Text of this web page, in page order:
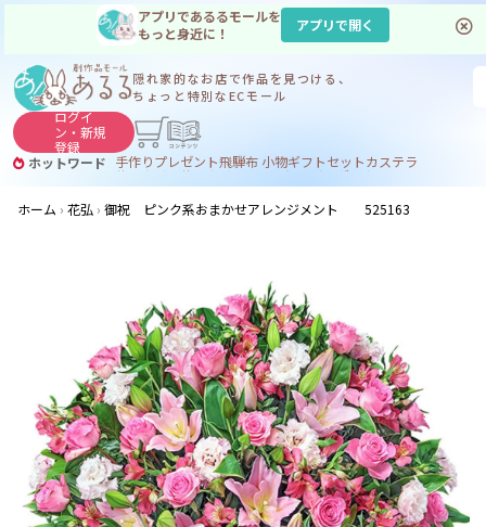
アプリであるるモールを
もっと身近に！
アプリで開く
隠れ家的なお店で作品を見つける、
ちょっと特別なECモール
ログイ
ン・新規
登録
ホットワード 手作りプレゼント飛騨布 小物ギフトセットカステラ
サヌカイト コーヒー
ジンギスカン
ホーム
花弘 御祝 ピンク系おまかせアレンジメント 525163